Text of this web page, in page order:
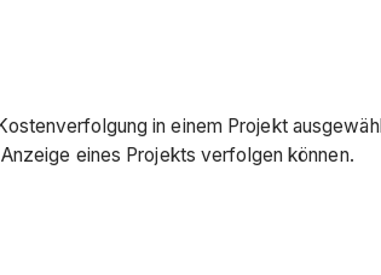
in einem Projekt
eines Projekts verfolgen können.